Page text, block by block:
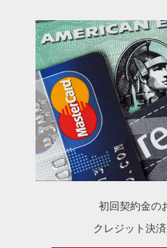
初回契約金の
クレジット決